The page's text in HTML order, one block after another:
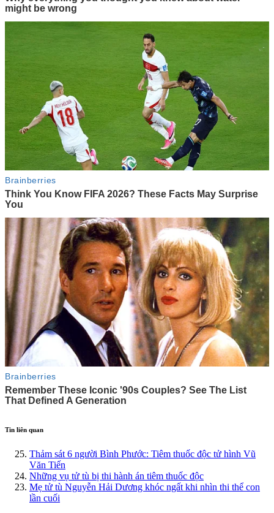
Tin liên quan
Thảm sát 6 người Bình Phước: Tiêm thuốc độc tử hình Vũ
Văn Tiến
Những vụ tử tù bị thi hành án tiêm thuốc độc
Mẹ tử tù Nguyễn Hải Dương khóc ngất khi nhìn thi thể con
lần cuối